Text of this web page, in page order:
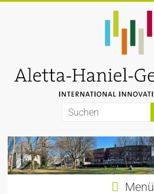
Aletta-
Haniel-
Gesamtschule
Menü